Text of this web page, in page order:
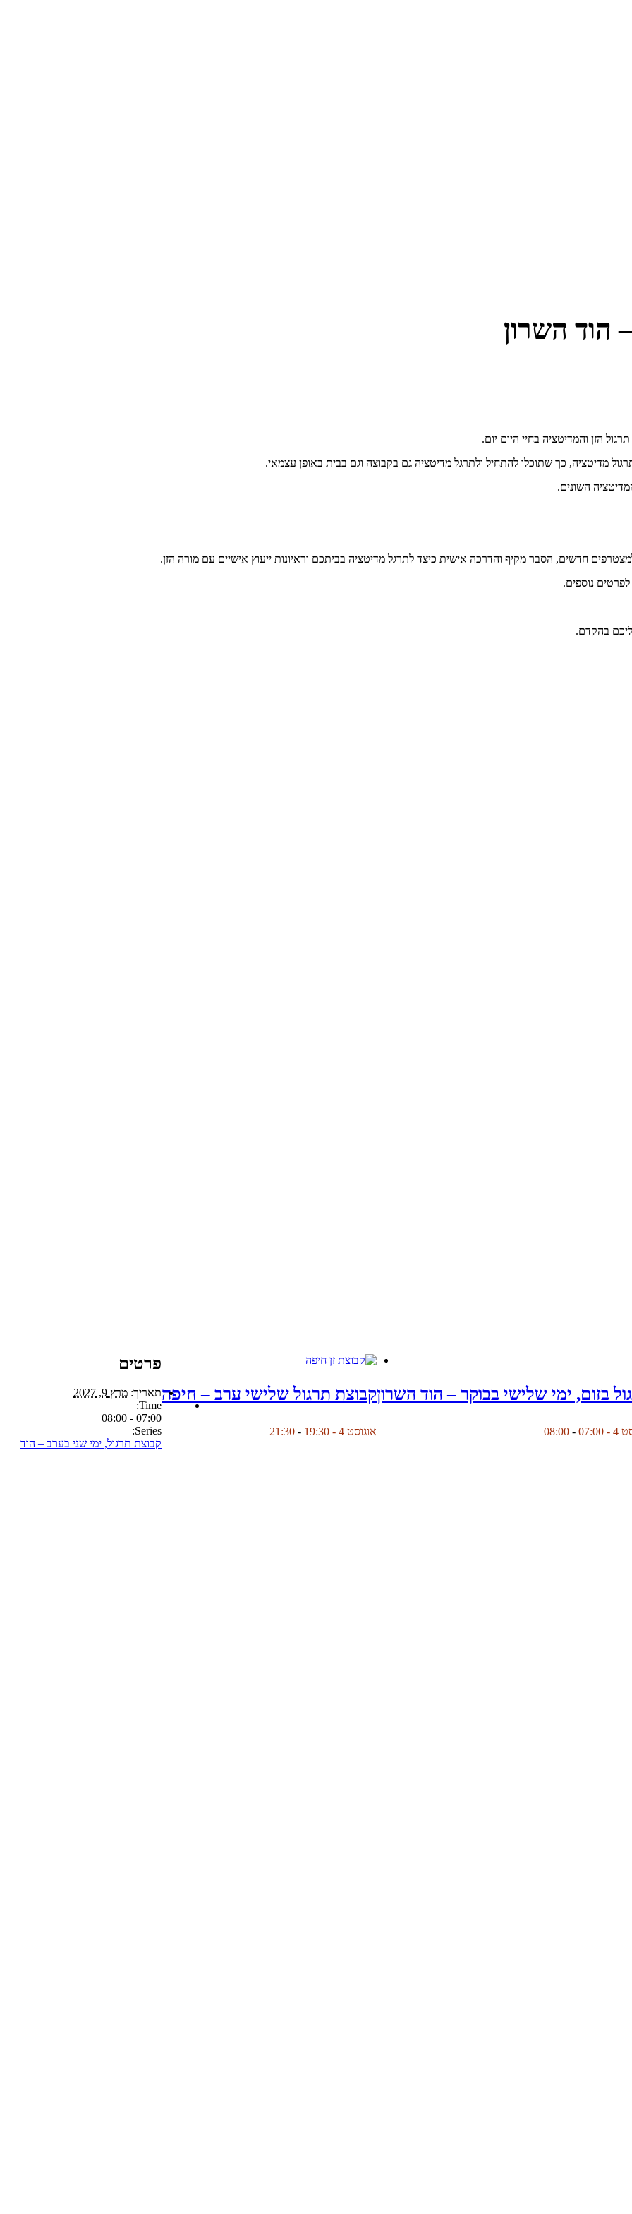
הוד השרון
מדיטציה, כך שתוכלו להתחיל ולתרגל מדיטציה גם בקבוצה וגם בבית באופן עצמאי.
השונים.
חדשים, הסבר מקיף והדרכה אישית כיצד לתרגל מדיטציה בביתכם וראיונות ייעוץ אישיים עם מורה הזן.
נוספים.
בהקדם.
בזום, ימי שלישי בבוקר – הוד השרון
-
08:00
קבוצת תרגול שלישי ערב – חיפה
אוגוסט 4 - 19:30 -
21:30
פרטים
תאריך: מרץ 9, 2027
Time:
07:00 - 08:00
Series:
קבוצת תרגול, ימי שני בערב – הוד